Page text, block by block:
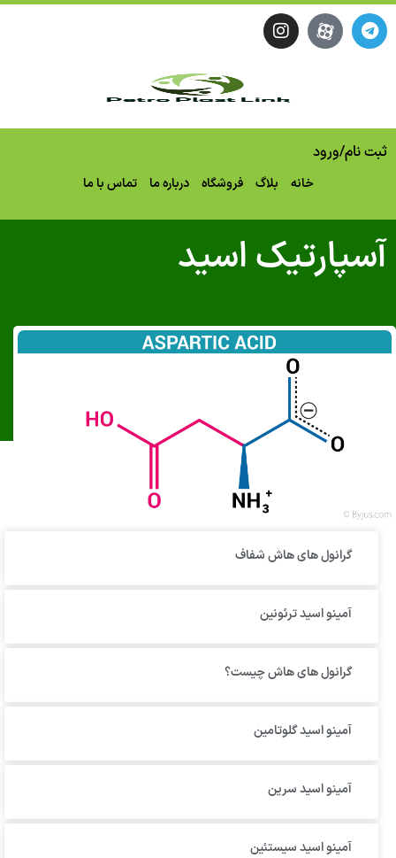
/ورود
بلاگ فروشگاه درباره ما تماس با ما
اسید
گرانول‌ های هاش شفاف
آمینو اسید ترئونین
گرانول های هاش چیست؟
آمینو اسید گلوتامین
آمینو اسید سرین
آمینو اسید سیستئین